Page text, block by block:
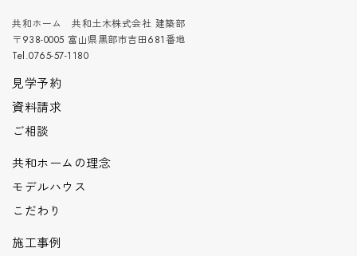
共和ホーム 共和土木株式会社 建築部
〒938-0005 富山県黒部市吉田681番地
Tel.0765-57-1180
見学予約
資料請求
ご相談
共和ホームの理念
モデルハウス
こだわり
施工事例